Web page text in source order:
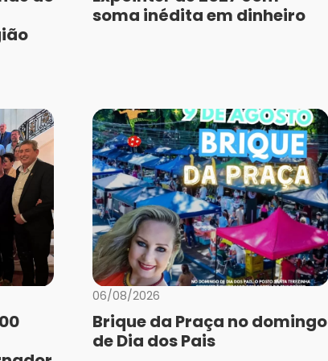
soma inédita em dinheiro
06/08/2026
Brique da Praça no domingo
de Dia dos Pais